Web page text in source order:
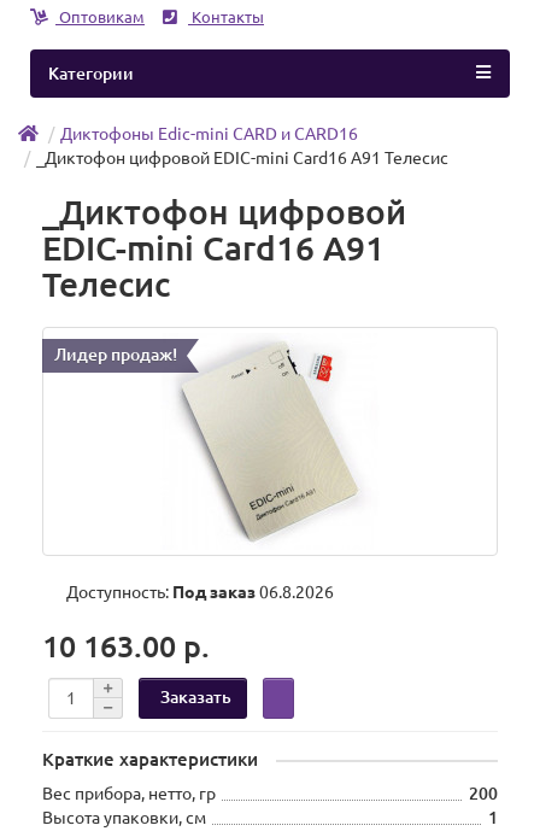
Оптовикам
Контакты
Категории
Диктофоны Edic-mini CARD и CARD16
_Диктофон цифровой EDIC-mini Card16 A91 Телесис
_Диктофон цифровой
EDIC-mini Card16 A91
Телесис
Лидер продаж!
Доступность: Под заказ06.8.2026
10 163.00 р.
Заказать
Краткие характеристики
Вес прибора, нетто, гр
200
Высота упаковки, см
1